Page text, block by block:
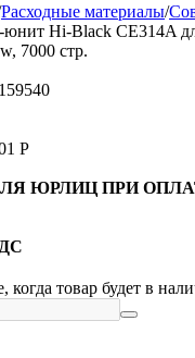
Расходные материалы/
Hi-Black CE314A
7000 стр.
Р
ЮРЛИЦ ПРИ
товар будет в